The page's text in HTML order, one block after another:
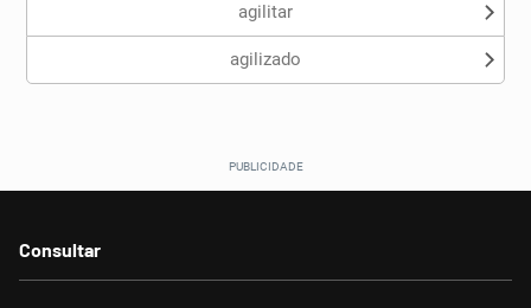
agilitar
agilizado
Consultar